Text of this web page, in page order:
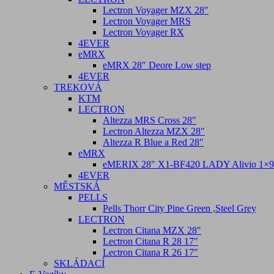
Lectron Voyager MZX 28″
Lectron Voyager MRS
Lectron Voyager RX
4EVER
eMRX
eMRX 28″ Deore Low step
4EVER
TREKOVÁ
KTM
LECTRON
Altezza MRS Cross 28″
Lectron Altezza MZX 28″
Altezza R Blue a Red 28″
eMRX
eMERIX 28″ X1-BF420 LADY Alivio
4EVER
MĚSTSKÁ
PELLS
Pells Thorr City Pine Green ,Steel Grey
LECTRON
Lectron Citana MZX 28″
Lectron Citana R 28 17″
Lectron Citana R 26 17″
SKLÁDACÍ